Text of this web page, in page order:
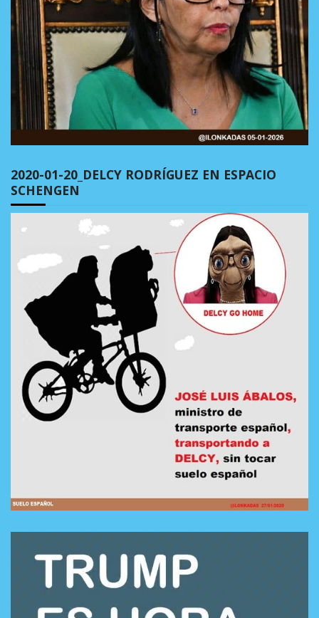
2020-01-20_DELCY RODRÍGUEZ EN ESPACIO
SCHENGEN